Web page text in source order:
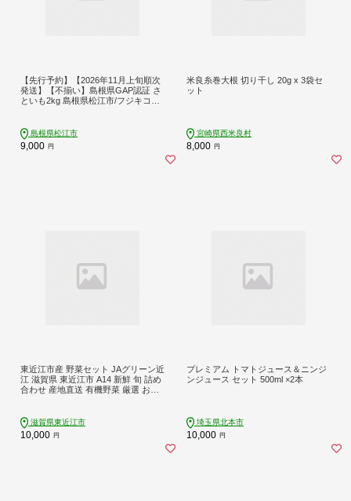
【先行予約】【2026年11月上旬順次
発送】【不揃い】島根県GAP認証 さ
といも2kg 島根県松江市/フジキコー
和 不揃い 島根 松江
島根県松江市
9,000 円
米良糸巻大根 切り干し 20g x 3袋セ
ット
宮崎県西米良村
8,000 円
東近江市産 野菜セット JAグリーン近
江 滋賀県 東近江市 A14 新鮮 旬 詰め
合わせ 産地直送 有機野菜 厳選 お取
滋賀県東近江市
10,000 円
プレミアム トマトジュース＆ニンジ
ンジュース セット 500ml ×2本
埼玉県北本市
10,000 円